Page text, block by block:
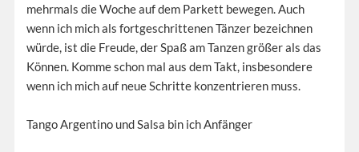
mehrmals die Woche auf dem Parkett bewegen. Auch
wenn ich mich als fortgeschrittenen Tänzer bezeichnen
würde, ist die Freude, der Spaß am Tanzen größer als das
Können. Komme schon mal aus dem Takt, insbesondere
wenn ich mich auf neue Schritte konzentrieren muss.
Tango Argentino und Salsa bin ich Anfänger